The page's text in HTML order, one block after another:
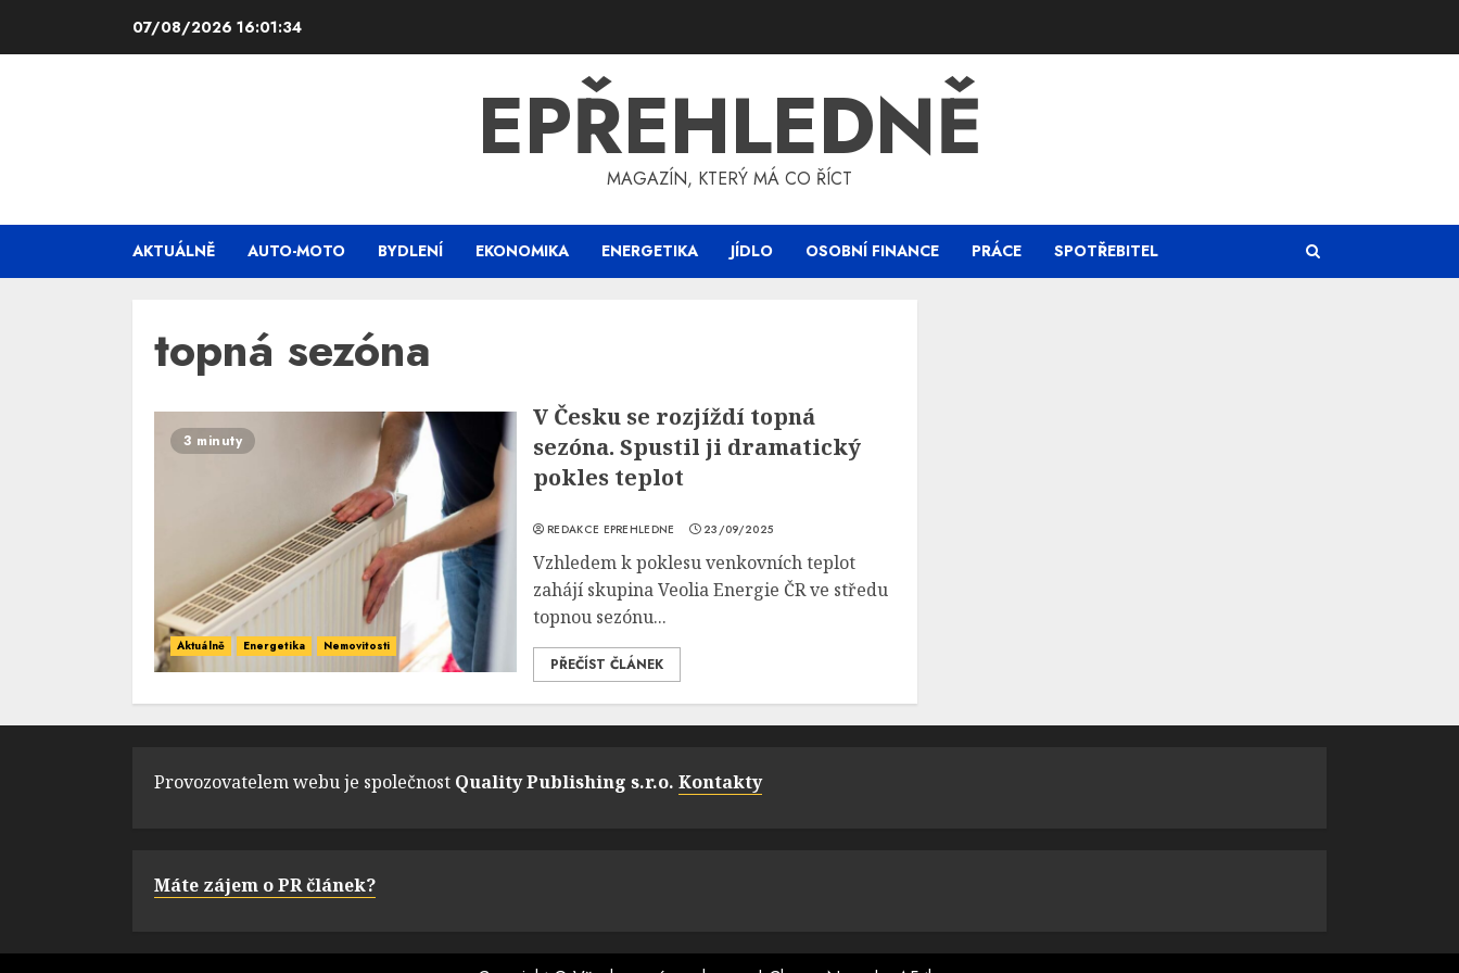
07/08/2026 16:01:34
EPŘEHLEDNĚ
MAGAZÍN, KTERÝ MÁ CO ŘÍCT
AKTUÁLNĚ AUTO-MOTO BYDLENÍ EKONOMIKA ENERGETIKA JÍDLO OSOBNÍ FINANCE PRÁCE SPOTŘEBITEL
topná sezóna
3 minuty
Aktuálně Energetika Nemovitosti
V Česku se rozjíždí topná
sezóna. Spustil ji dramatický
pokles teplot
REDAKCE EPREHLEDNE 23/09/2025
Vzhledem k poklesu venkovních teplot
zahájí skupina Veolia Energie ČR ve středu
topnou sezónu...
PŘEČÍST ČLÁNEK
Provozovatelem webu je společnost Quality Publishing s.r.o. Kontakty
Máte zájem o PR článek?